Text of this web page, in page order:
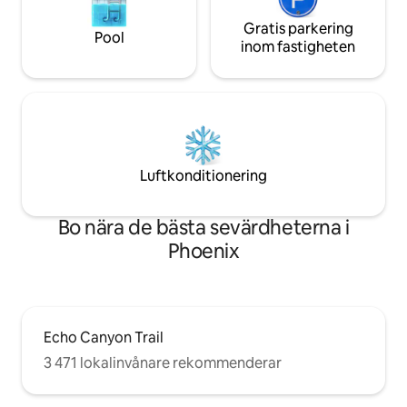
Pool
Gratis parkering
inom fastigheten
Luftkonditionering
Bo nära de bästa sevärdheterna i
Phoenix
Echo Canyon Trail
3 471 lokalinvånare rekommenderar